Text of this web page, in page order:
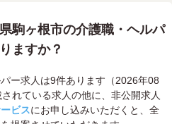
駒ヶ根市の介護職・ヘルパ
ますか？
ー求人は9件あります（2026年08
れている求人の他に、非公開求人
ビスにお申し込みいただくと、全